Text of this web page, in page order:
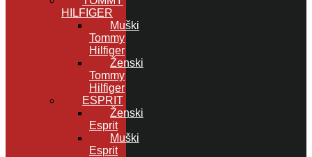
HILFIGER
Muški
Tommy
Hilfiger
Ženski
Tommy
Hilfiger
ESPRIT
Ženski
Esprit
Muški
Esprit